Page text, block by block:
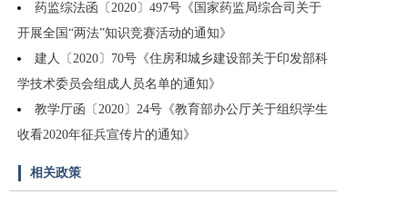
药监综法函〔2020〕497号《国家药监局综合司关于
开展全国“两法”知识竞赛活动的通知》
建人〔2020〕70号《住房和城乡建设部关于印发部科
学技术委员会组成人员名单的通知》
教学厅函〔2020〕24号《教育部办公厅关于组织学生
收看2020年征兵宣传片的通知》
相关政策